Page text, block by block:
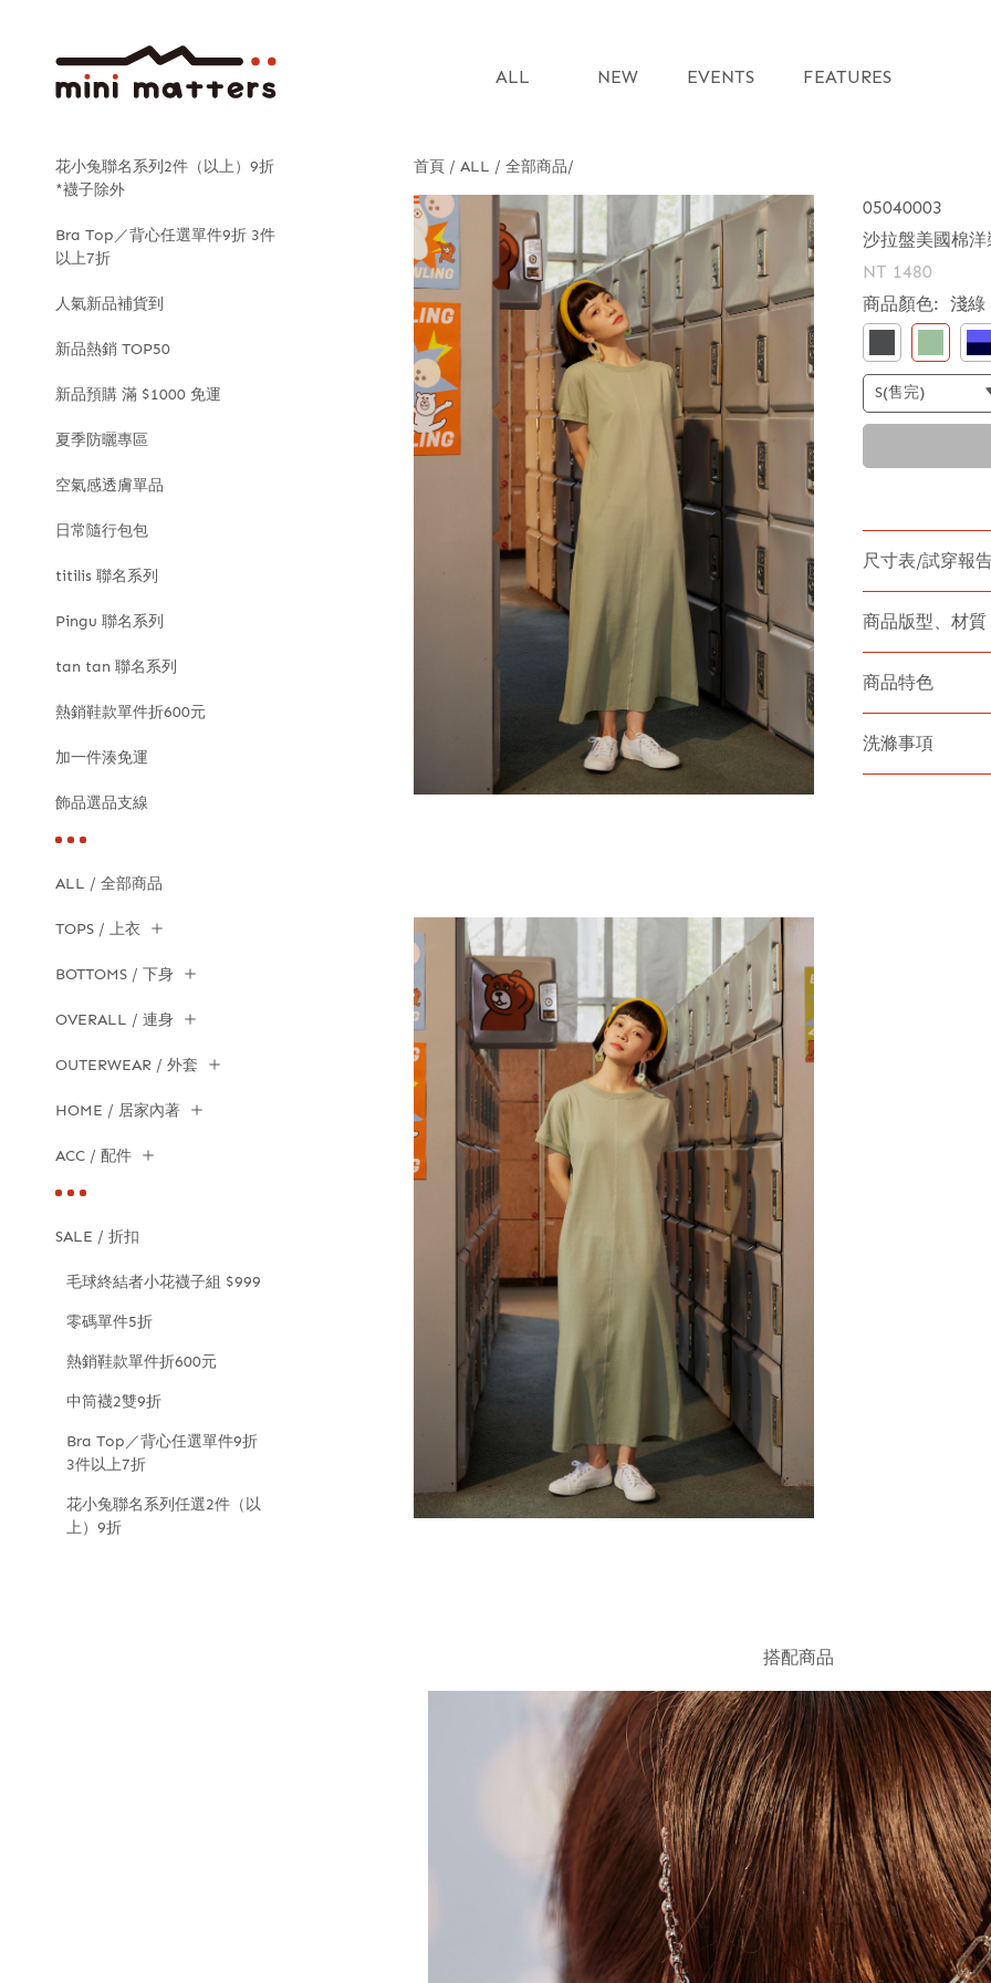
ALL NEW EVENTS FEATURES
花小兔聯名系列2件（以上）9折
*襪子除外
Bra Top／背心任選單件9折 3件
以上7折
人氣新品補貨到
新品熱銷 TOP50
新品預購 滿 $1000 免運
夏季防曬專區
空氣感透膚單品
日常隨行包包
titilis 聯名系列
Pingu 聯名系列
tan tan 聯名系列
熱銷鞋款單件折600元
加一件湊免運
飾品選品支線
ALL / 全部商品
TOPS / 上衣
BOTTOMS / 下身
OVERALL / 連身
OUTERWEAR / 外套
HOME / 居家內著
ACC / 配件
SALE / 折扣
毛球終結者小花襪子組 $999
零碼單件5折
熱銷鞋款單件折600元
中筒襪2雙9折
Bra Top／背心任選單件9折
3件以上7折
花小兔聯名系列任選2件（以
上）9折
首頁 ALL / 全部商品
05040003
沙拉盤美國棉洋
NT 1480
商品顏色: 淺綠
尺寸表/試穿報
商品版型、材質
商品特色
洗滌事項